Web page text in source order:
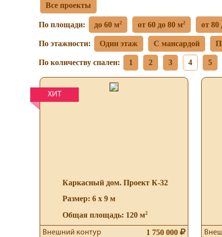
Все проекты
По площади: до 60 м2 от 60 до 80 м2 от 80
По этажности: Один этаж С мансардой
По количеству спален: 1 2 3 4 5
Каркасный дом. Проект К-32
Размер: 6 х 9 м
Общая площадь: 120 м2
Внешний контур 1 750 000
ХИТ